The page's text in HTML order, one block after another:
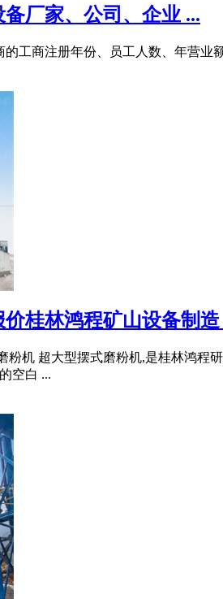
厂家、公司、企业 ...
工商注册年份、员工人数、年营
桂林鸿程矿山设备制造
机 超大型摆式磨粉机,是桂林鸿
空白 ...